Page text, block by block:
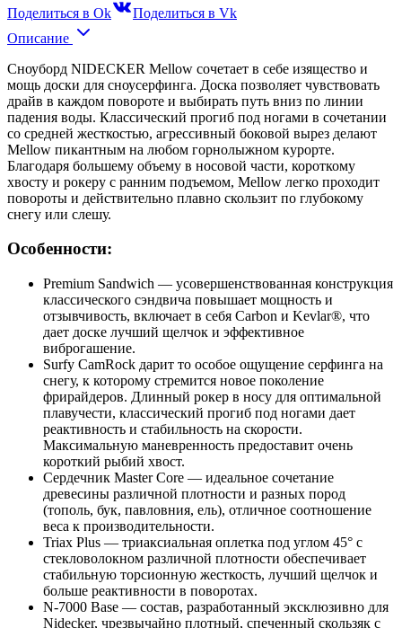
Поделиться в Ok
Поделиться в Vk
Описание
Сноуборд NIDECKER Mellow сочетает в себе изящество и
мощь доски для сноусерфинга. Доска позволяет чувствовать
драйв в каждом повороте и выбирать путь вниз по линии
падения воды. Классический прогиб под ногами в сочетании
со средней жесткостью, агрессивный боковой вырез делают
Mellow пикантным на любом горнолыжном курорте.
Благодаря большему объему в носовой части, короткому
хвосту и рокеру с ранним подъемом, Mellow легко проходит
повороты и действительно плавно скользит по глубокому
снегу или слешу.
Особенности:
Premium Sandwich — усовершенствованная конструкция
классического сэндвича повышает мощность и
отзывчивость, включает в себя Carbon и Kevlar®, что
дает доске лучший щелчок и эффективное
виброгашение.
Surfy CamRock дарит то особое ощущение серфинга на
снегу, к которому стремится новое поколение
фрирайдеров. Длинный рокер в носу для оптимальной
плавучести, классический прогиб под ногами дает
реактивность и стабильность на скорости.
Максимальную маневренность предоставит очень
короткий рыбий хвост.
Сердечник Master Core — идеальное сочетание
древесины различной плотности и разных пород
(тополь, бук, павловния, ель), отличное соотношение
веса к производительности.
Triax Plus — триаксиальная оплетка под углом 45° с
стекловолокном различной плотности обеспечивает
стабильную торсионную жесткость, лучший щелчок и
больше реактивности в поворотах.
N-7000 Base — состав, разработанный эксклюзивно для
Nidecker, чрезвычайно плотный, спеченный скользяк с